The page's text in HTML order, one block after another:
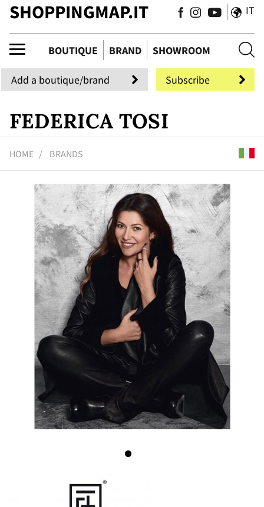
SHOPPINGMAP.IT IT
BOUTIQUE BRAND SHOWROOM
Add a boutique/brand Subscribe
FEDERICA TOSI
HOME BRANDS